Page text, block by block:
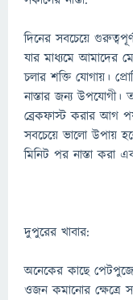
দিনের সবচেয়ে
যার মাধ্যমে আমাদের
চলার শক্তি যোগায়।
নাস্তার জন্য উপযোগী।
ব্রেকফাস্ট করার আগ
সবচেয়ে ভালো উপায়
মিনিট পর নাস্তা করা
দুপুরের খাবার:
অনেকের কাছে
ওজন কমানোর ক্ষেত্রে